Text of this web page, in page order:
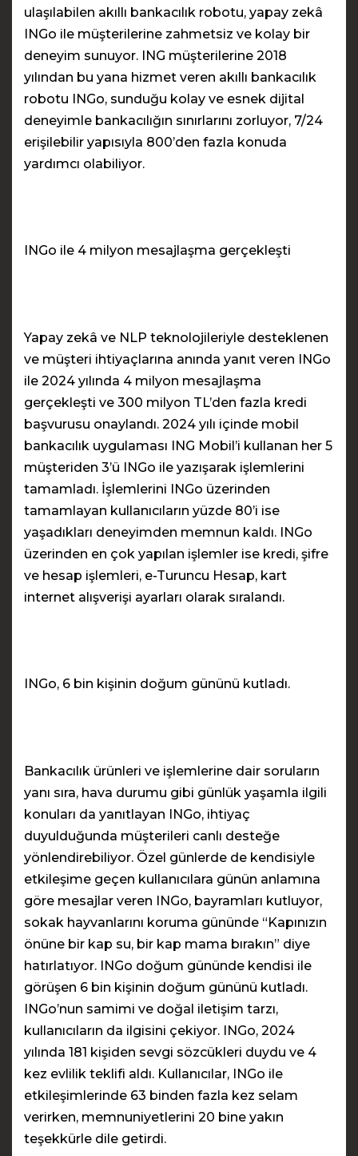
ulaşılabilen akıllı bankacılık robotu, yapay zekâ
INGo ile müşterilerine zahmetsiz ve kolay bir
deneyim sunuyor. ING müşterilerine 2018
yılından bu yana hizmet veren akıllı bankacılık
robotu INGo, sunduğu kolay ve esnek dijital
deneyimle bankacılığın sınırlarını zorluyor, 7/24
erişilebilir yapısıyla 800’den fazla konuda
yardımcı olabiliyor.
INGo ile 4 milyon mesajlaşma gerçekleşti
Yapay zekâ ve NLP teknolojileriyle desteklenen
ve müşteri ihtiyaçlarına anında yanıt veren INGo
ile 2024 yılında 4 milyon mesajlaşma
gerçekleşti ve 300 milyon TL’den fazla kredi
başvurusu onaylandı. 2024 yılı içinde mobil
bankacılık uygulaması ING Mobil’i kullanan her 5
müşteriden 3’ü INGo ile yazışarak işlemlerini
tamamladı. İşlemlerini INGo üzerinden
tamamlayan kullanıcıların yüzde 80’i ise
yaşadıkları deneyimden memnun kaldı. INGo
üzerinden en çok yapılan işlemler ise kredi, şifre
ve hesap işlemleri, e-Turuncu Hesap, kart
internet alışverişi ayarları olarak sıralandı.
INGo, 6 bin kişinin doğum gününü kutladı.
Bankacılık ürünleri ve işlemlerine dair soruların
yanı sıra, hava durumu gibi günlük yaşamla ilgili
konuları da yanıtlayan INGo, ihtiyaç
duyulduğunda müşterileri canlı desteğe
yönlendirebiliyor. Özel günlerde de kendisiyle
etkileşime geçen kullanıcılara günün anlamına
göre mesajlar veren INGo, bayramları kutluyor,
sokak hayvanlarını koruma gününde “Kapınızın
önüne bir kap su, bir kap mama bırakın” diye
hatırlatıyor. INGo doğum gününde kendisi ile
görüşen 6 bin kişinin doğum gününü kutladı.
INGo’nun samimi ve doğal iletişim tarzı,
kullanıcıların da ilgisini çekiyor. INGo, 2024
yılında 181 kişiden sevgi sözcükleri duydu ve 4
kez evlilik teklifi aldı. Kullanıcılar, INGo ile
etkileşimlerinde 63 binden fazla kez selam
verirken, memnuniyetlerini 20 bine yakın
teşekkürle dile getirdi.